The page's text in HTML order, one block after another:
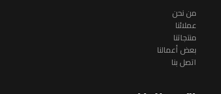
من نحن
عملائنا
منتجاتنا
بعض أعمالنا
اتصل بنا